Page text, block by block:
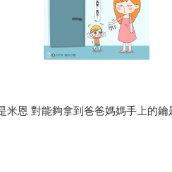
恩 對能夠拿到爸爸媽媽手上的鑰